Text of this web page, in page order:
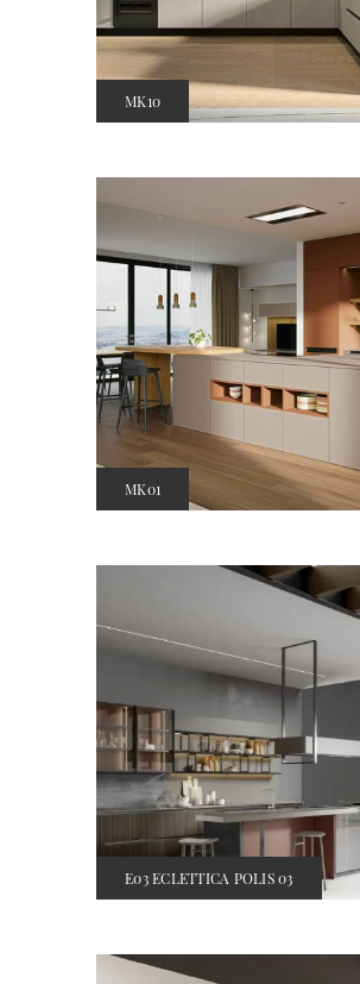
MK10
MK01
E03 ECLETTICA POLIS 03